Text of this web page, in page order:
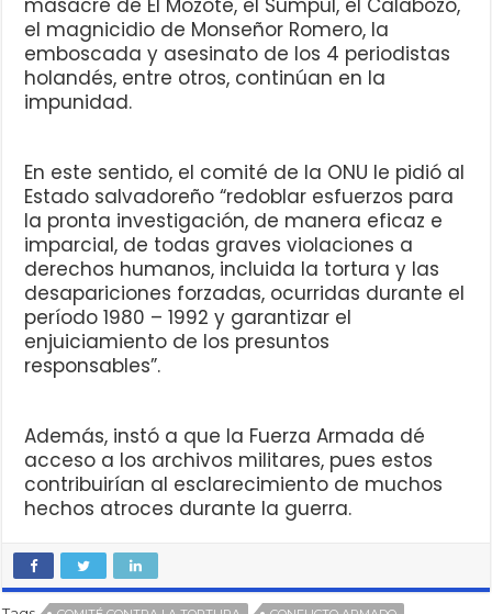
masacre de El Mozote, el Sumpul, el Calabozo,
el magnicidio de Monseñor Romero, la
emboscada y asesinato de los 4 periodistas
holandés, entre otros, continúan en la
impunidad.
En este sentido, el comité de la ONU le pidió al
Estado salvadoreño “redoblar esfuerzos para
la pronta investigación, de manera eficaz e
imparcial, de todas graves violaciones a
derechos humanos, incluida la tortura y las
desapariciones forzadas, ocurridas durante el
período 1980 – 1992 y garantizar el
enjuiciamiento de los presuntos
responsables”.
Además, instó a que la Fuerza Armada dé
acceso a los archivos militares, pues estos
contribuirían al esclarecimiento de muchos
hechos atroces durante la guerra.